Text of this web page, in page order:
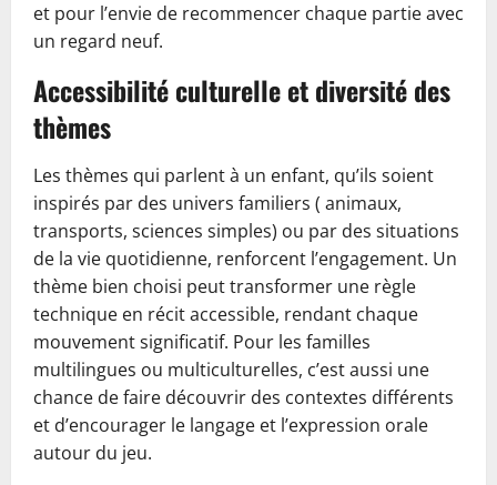
et pour l’envie de recommencer chaque partie avec
un regard neuf.
Accessibilité culturelle et diversité des
thèmes
Les thèmes qui parlent à un enfant, qu’ils soient
inspirés par des univers familiers ( animaux,
transports, sciences simples) ou par des situations
de la vie quotidienne, renforcent l’engagement. Un
thème bien choisi peut transformer une règle
technique en récit accessible, rendant chaque
mouvement significatif. Pour les familles
multilingues ou multiculturelles, c’est aussi une
chance de faire découvrir des contextes différents
et d’encourager le langage et l’expression orale
autour du jeu.